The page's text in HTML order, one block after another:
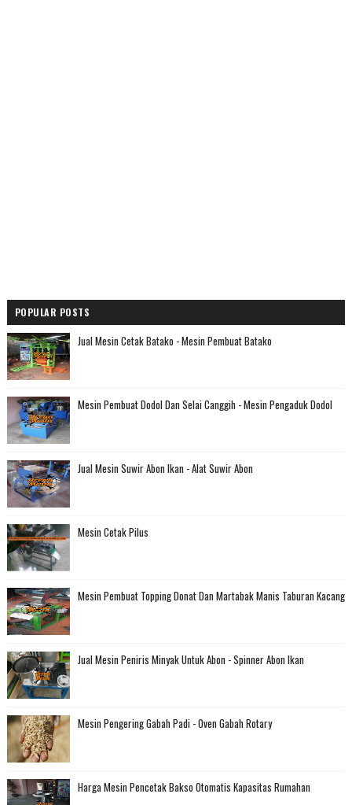
POPULAR POSTS
Jual Mesin Cetak Batako - Mesin Pembuat Batako
Mesin Pembuat Dodol Dan Selai Canggih - Mesin Pengaduk Dodol
Jual Mesin Suwir Abon Ikan - Alat Suwir Abon
Mesin Cetak Pilus
Mesin Pembuat Topping Donat Dan Martabak Manis Taburan Kacang
Jual Mesin Peniris Minyak Untuk Abon - Spinner Abon Ikan
Mesin Pengering Gabah Padi - Oven Gabah Rotary
Harga Mesin Pencetak Bakso Otomatis Kapasitas Rumahan